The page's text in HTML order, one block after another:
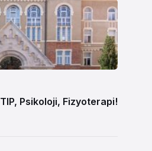
Psikoloji, Fizyoterapi!